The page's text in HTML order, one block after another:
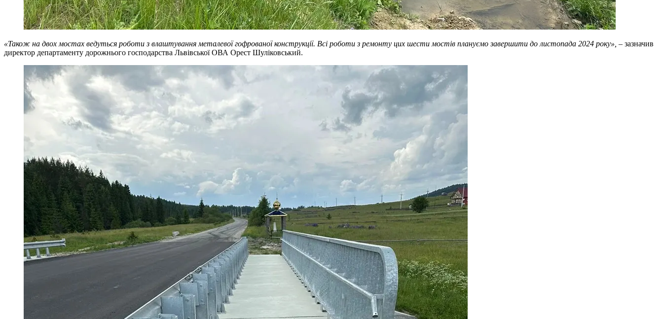
«Також на двох мостах ведуться роботи з влаштування металевої гофрованої конструкції. Всі роботи з ремонту цих шести мостів плануємо завершити до листопада 2024 року», – зазначив
директор департаменту дорожнього господарства Львівської ОВА Орест Шуліковський.